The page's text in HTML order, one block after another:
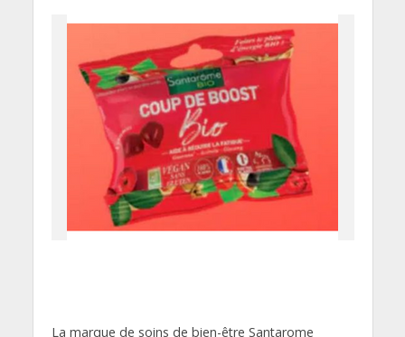
La marque de soins de bien-être Santarome